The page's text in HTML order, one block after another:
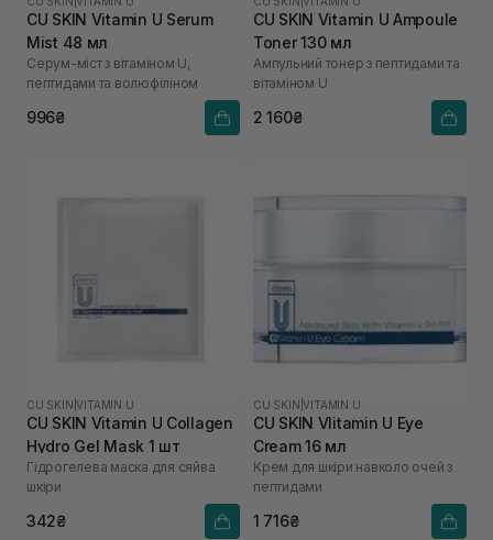
CU SKIN Vitamin U Serum
Mist 48 мл
Серум-міст з вітаміном U,
пептидами та волюфіліном
996₴
CU SKIN Vitamin U Ampoule
Toner 130 мл
Ампульний тонер з пептидами та
вітаміном U
2 160₴
CU SKIN |VITAMIN U
CU SKIN Vitamin U Collagen
Hydro Gel Mask 1 шт
Гідрогелева маска для сяйва
шкіри
342₴
CU SKIN |VITAMIN U
CU SKIN VIitamin U Eye
Cream 16 мл
Крем для шкіри навколо очей з
пептидами
1 716₴